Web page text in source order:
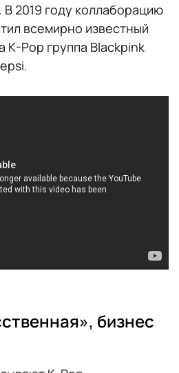
В 2019 году коллаборацию
всемирно известный
K-Pop группа Blackpink
бизнес